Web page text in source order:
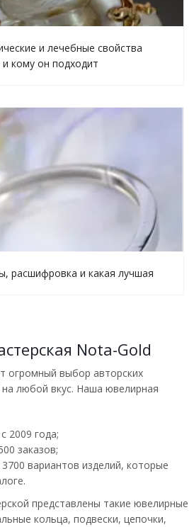
и лечебные свойства
кому он подходит
расшифровка и какая лучшая
Nota-Gold
огромный выбор авторских
любой вкус. Наша ювелирная
2009 года;
заказов;
вариантов изделий, которые
представлены такие ювелирные
кольца, подвески, цепочки,